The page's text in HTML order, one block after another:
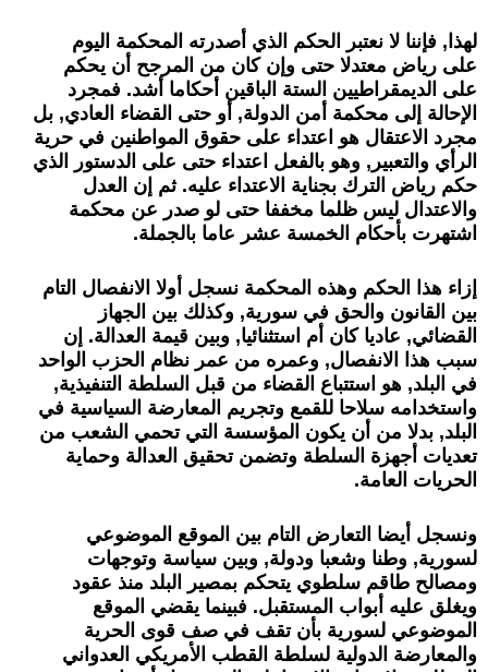
لهذا, فإننا لا نعتبر الحكم الذي أصدرته المحكمة اليوم
على رياض معتدلا حتى وإن كان من المرجح أن يحكم
على الديمقراطيين الستة الباقين أحكاما أشد. فمجرد
الإحالة إلى محكمة أمن الدولة, أو حتى القضاء العادي, بل
مجرد الاعتقال هو اعتداء على حقوق المواطنين في حرية
الرأي والتعبير, وهو بالفعل اعتداء حتى على الدستور الذي
حكم رياض الترك بجناية الاعتداء عليه. ثم إن العدل
والاعتدال ليس ظلما مخففا حتى لو صدر عن محكمة
اشتهرت بأحكام الخمسة عشر عاما بالجملة.
إزاء هذا الحكم وهذه المحكمة نسجل أولا الانفصال التام
بين القانون والحق في سورية, وكذلك بين الجهاز
القضائي, عاديا كان أم استثنائيا, وبين قيمة العدالة. إن
سبب هذا الانفصال, وعمره من عمر نظام الحزب الواحد
في البلد, هو استتباع القضاء من قبل السلطة التنفيذية,
واستخدامه سلاحا للقمع وتجريم المعارضة السياسية في
البلد, بدلا من أن يكون المؤسسة التي تحمي الشعب من
تعديات أجهزة السلطة وتضمن تحقيق العدالة وحماية
الحريات العامة.
ونسجل أيضا التعارض التام بين الموقع الموضوعي
لسورية, وطنا وشعبا ودولة, وبين سياسة وتوجهات
ومصالح طاقم سلطوي يتحكم بمصير البلد منذ عقود
ويغلق عليه أبواب المستقبل. فبينما يقضي الموقع
الموضوعي لسورية بأن تقف في صف قوى الحرية
والمعارضة الدولية لسلطة القطب الأمريكي العدواني